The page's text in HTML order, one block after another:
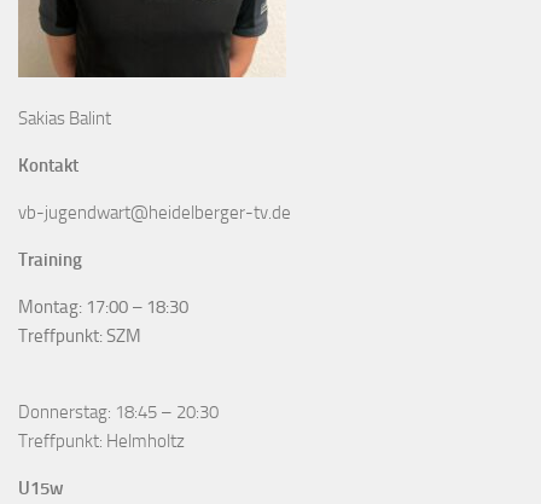
Sakias Balint
Kontakt
vb-jugendwart@heidelberger-tv.de
Training
Montag: 17:00 – 18:30
Treffpunkt: SZM
Donnerstag: 18:45 – 20:30
Treffpunkt: Helmholtz
U15w